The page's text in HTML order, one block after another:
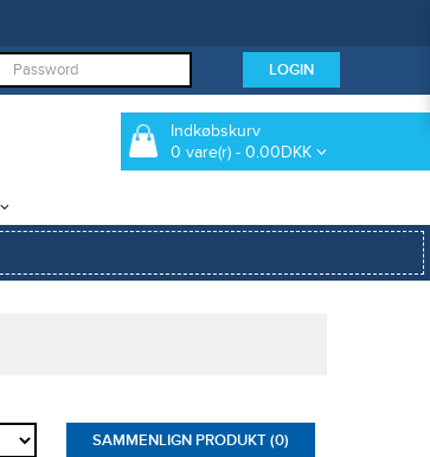
Indkøbskurv
0 vare(r) - 0.00DKK
SAMMENLIGN PRODUKT (0)